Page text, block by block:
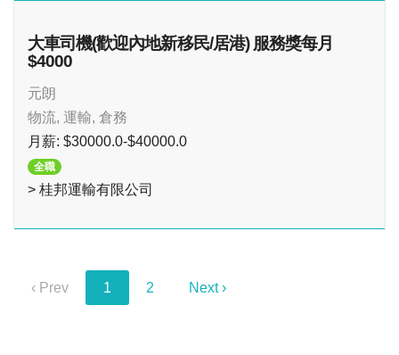
大車司機(歡迎內地新移民/居港) 服務獎每月
$4000
元朗
物流, 運輸, 倉務
月薪: $30000.0-$40000.0
全職
> 桂邦運輸有限公司
‹ Prev 1 2 Next ›